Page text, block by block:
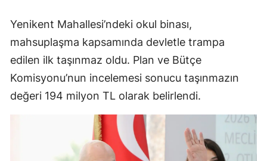
Yenikent Mahallesi’ndeki okul binası,
mahsuplaşma kapsamında devletle trampa
edilen ilk taşınmaz oldu. Plan ve Bütçe
Komisyonu’nun incelemesi sonucu taşınmazın
değeri 194 milyon TL olarak belirlendi.